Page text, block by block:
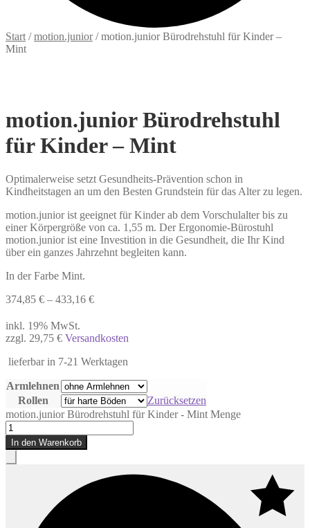
Start /motion.junior/motion.junior Bürodrehstuhl für Kinder –
Mint
motion.junior Bürodrehstuhl
für Kinder – Mint
Optimalerweise setzt Gesundheits-Prävention schon in
Kindheitstagen an um den Besten Grundstein für das Alter zu legen.
motion.junior ist geeignet für Kinder ab dem Vorschulalter bis zu
einer Körpergröße von ca. 1,55 m. Der Ergonomie-Bürostuhl
motion.junior ist eine Investition in die Gesundheit, die Ihr Kind
über ein ganzes Jahrzehnt begleiten kann.
In der Farbe Mint.
374,85 € – 433,16 €
inkl. 19% MwSt.
zzgl. 29,75 € Versandkosten
lieferbar in 7-21 Werktagen
Armlehnen
Rollen
Zurücksetzen
motion.junior Bürodrehstuhl für Kinder - Mint Menge
In den Warenkorb